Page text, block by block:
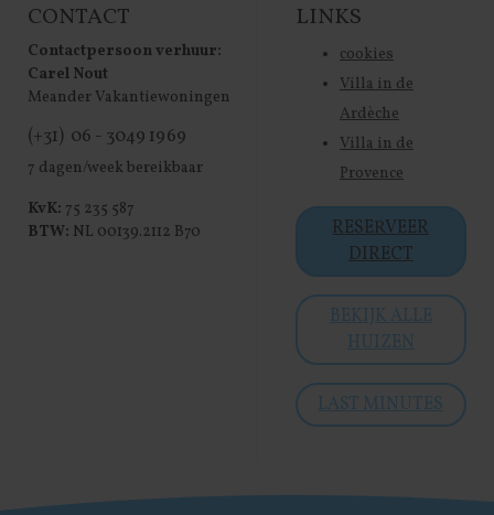
CONTACT
Contactpersoon verhuur:
Carel Nout
Meander Vakantiewoningen
(+31) 06 - 3049 1969
7 dagen/week bereikbaar
KvK: 75 235 587
BTW: NL 00139.2112 B70
LINKS
cookies
Villa in de
Ardèche
Villa in de
Provence
RESERVEER
DIRECT
BEKIJK ALLE
HUIZEN
LAST MINUTES